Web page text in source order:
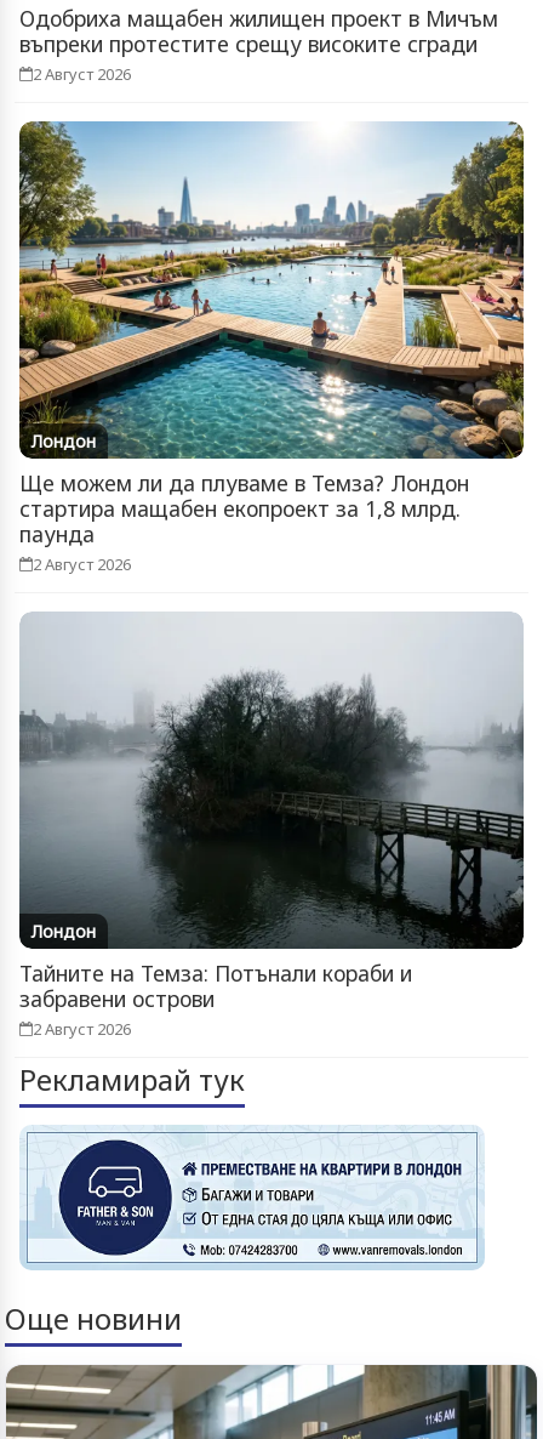
Одобриха мащабен жилищен проект в Мичъм
въпреки протестите срещу високите сгради
2 Август 2026
Лондон
Ще можем ли да плуваме в Темза? Лондон
стартира мащабен екопроект за 1,8 млрд.
паунда
2 Август 2026
Лондон
Тайните на Темза: Потънали кораби и
забравени острови
2 Август 2026
Рекламирай тук
Още новини